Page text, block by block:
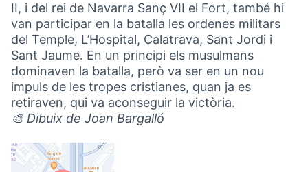
II, i del rei de Navarra Sanç VII el Fort, també hi
van participar en la batalla les ordenes militars
del Temple, L’Hospital, Calatrava, Sant Jordi i
Sant Jaume. En un principi els musulmans
dominaven la batalla, però va ser en un nou
impuls de les tropes cristianes, quan ja es
retiraven, qui va aconseguir la victòria.
🎨 Dibuix de Joan Bargalló